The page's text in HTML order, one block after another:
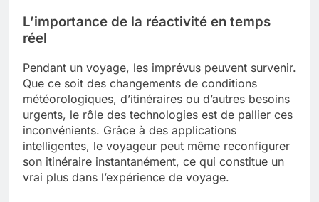
L’importance de la réactivité en temps
réel
Pendant un voyage, les imprévus peuvent survenir.
Que ce soit des changements de conditions
météorologiques, d’itinéraires ou d’autres besoins
urgents, le rôle des technologies est de pallier ces
inconvénients. Grâce à des applications
intelligentes, le voyageur peut même reconfigurer
son itinéraire instantanément, ce qui constitue un
vrai plus dans l’expérience de voyage.